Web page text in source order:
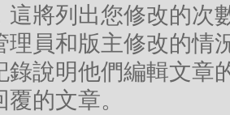
這將列出您修改的次
理員和版主修改的情
錄說明他們編輯文章
的文章。